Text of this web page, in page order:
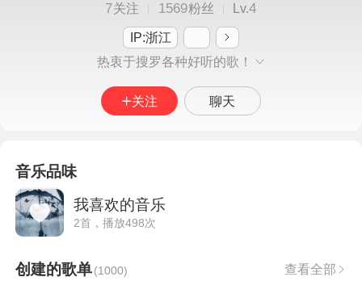
7关注 1569粉丝 Lv.4
IP:浙江
热衷于搜罗各种好听的歌！
关注 聊天
音乐品味
我喜欢的音乐
2首，播放498次
创建的歌单(1000) 查看全部